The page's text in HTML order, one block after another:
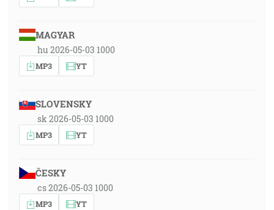
MAGYAR
hu 2026-05-03 1000
MP3 YT
SLOVENSKY
sk 2026-05-03 1000
MP3 YT
ČESKY
cs 2026-05-03 1000
MP3 YT